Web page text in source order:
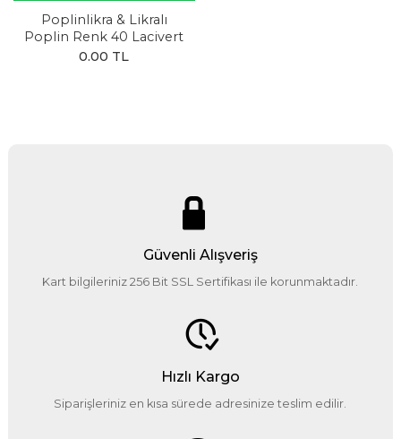
Poplinlikra & Likralı
Poplin Renk 40 Lacivert
0.00 TL
Güvenli Alışveriş
Kart bilgileriniz 256 Bit SSL Sertifikası ile korunmaktadır.
Hızlı Kargo
Siparişleriniz en kısa sürede adresinize teslim edilir.